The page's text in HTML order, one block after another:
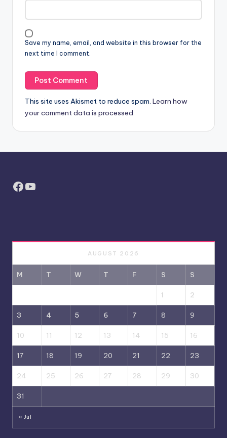
Save my name, email, and website in this browser for the
next time I comment.
This site uses Akismet to reduce spam. Learn how
your comment data is processed.
Facebook
YouTube
AUGUST 2026
M T W T F S S
1 2
3 4 5 6 7 8 9
10 11 12 13 14 15 16
17 18 19 20 21 22 23
24 25 26 27 28 29 30
31
« Jul